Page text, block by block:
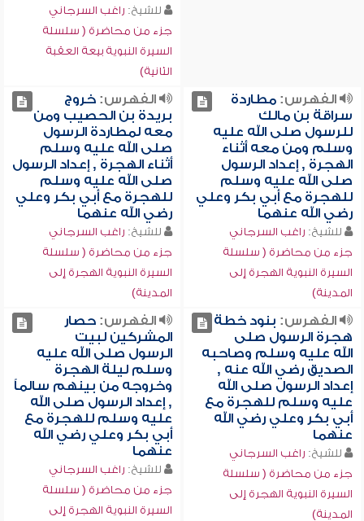
للشيخ: راغب السرجاني
جزء من محاضرة ( سلسلة
السيرة النبوية بيعة العقبة
الثانية)
الفهرس:مطاردة
سراقة بن مالك
للرسول صلى الله عليه
وسلم ومن معه أثناء
الهجرة , إعداد الرسول
صلى الله عليه وسلم
للهجرة مع أبي بكر وعلي
رضي الله عنهما
للشيخ: راغب السرجاني
جزء من محاضرة ( سلسلة
السيرة النبوية الهجرة إلى
المدينة)
الفهرس:خروج
بريدة بن الحصيب ومن
معه لمطاردة الرسول
صلى الله عليه وسلم
أثناء الهجرة , إعداد الرسول
صلى الله عليه وسلم
للهجرة مع أبي بكر وعلي
رضي الله عنهما
للشيخ: راغب السرجاني
جزء من محاضرة ( سلسلة
السيرة النبوية الهجرة إلى
المدينة)
الفهرس: بنود خطة
هجرة الرسول صلى
الله عليه وسلم وصاحبه
الصديق رضي الله عنه ,
إعداد الرسول صلى الله
عليه وسلم للهجرة مع
أبي بكر وعلي رضي الله
عنهما
للشيخ: راغب السرجاني
جزء من محاضرة ( سلسلة
السيرة النبوية الهجرة إلى
المدينة)
الفهرس:حصار
المشركين لبيت
الرسول صلى الله عليه
وسلم ليلة الهجرة
وخروجه من بينهم سالماً
, إعداد الرسول صلى الله
عليه وسلم للهجرة مع
أبي بكر وعلي رضي الله
عنهما
للشيخ: راغب السرجاني
جزء من محاضرة ( سلسلة
السيرة النبوية الهجرة إلى